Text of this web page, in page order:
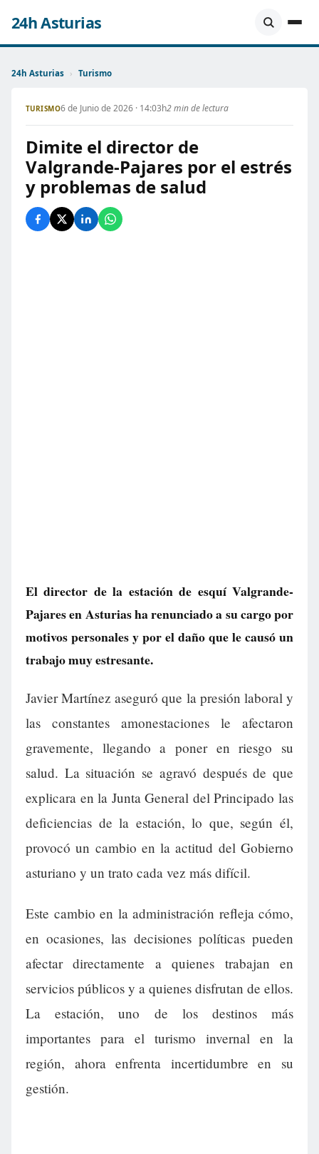
24h Asturias
24h Asturias › Turismo
TURISMO6 de Junio de 2026 · 14:03h2 min de lectura
Dimite el director de
Valgrande-Pajares por el estrés
y problemas de salud
El director de la estación de esquí Valgrande-
Pajares en Asturias ha renunciado a su cargo por
motivos personales y por el daño que le causó un
trabajo muy estresante.
Javier Martínez aseguró que la presión laboral y
las constantes amonestaciones le afectaron
gravemente, llegando a poner en riesgo su
salud. La situación se agravó después de que
explicara en la Junta General del Principado las
deficiencias de la estación, lo que, según él,
provocó un cambio en la actitud del Gobierno
asturiano y un trato cada vez más difícil.
Este cambio en la administración refleja cómo,
en ocasiones, las decisiones políticas pueden
afectar directamente a quienes trabajan en
servicios públicos y a quienes disfrutan de ellos.
La estación, uno de los destinos más
importantes para el turismo invernal en la
región, ahora enfrenta incertidumbre en su
gestión.